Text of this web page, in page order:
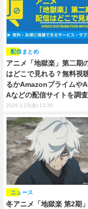
アニメ「地獄楽」第二期
はどこで見れる？無料視
るかAmazonプライムや
Aなどの配信サイトを調査
配信まとめ
2026.1.23(金) 13:30
冬アニメ「地獄楽 第2期
ニュース